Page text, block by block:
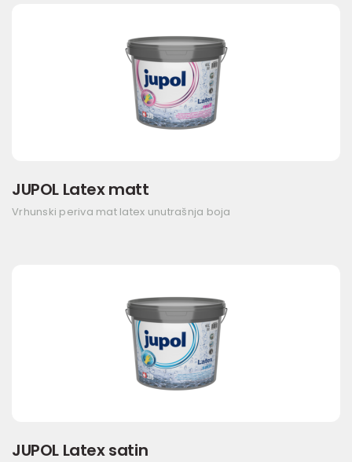
JUPOL Latex matt
Vrhunski periva mat latex unutrašnja boja
JUPOL Latex satin